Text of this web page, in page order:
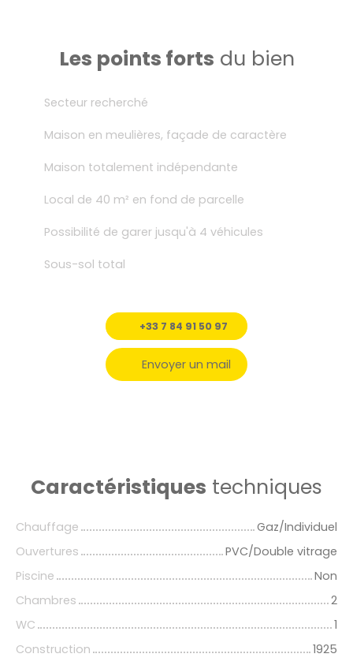
Les points forts du bien
Secteur recherché
Maison en meulières, façade de caractère
Maison totalement indépendante
Local de 40 m² en fond de parcelle
Possibilité de garer jusqu'à 4 véhicules
Sous-sol total
+33 7 84 91 50 97
Envoyer un mail
Caractéristiques techniques
Chauffage
Gaz/Individuel
Ouvertures
PVC/Double vitrage
Piscine
Non
Chambres
2
WC
1
Construction
1925